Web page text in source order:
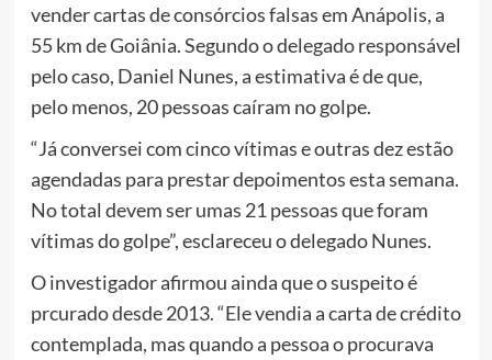
vender cartas de consórcios falsas em Anápolis, a
55 km de Goiânia. Segundo o delegado responsável
pelo caso, Daniel Nunes, a estimativa é de que,
pelo menos, 20 pessoas caíram no golpe.
“Já conversei com cinco vítimas e outras dez estão
agendadas para prestar depoimentos esta semana.
No total devem ser umas 21 pessoas que foram
vítimas do golpe”, esclareceu o delegado Nunes.
O investigador afirmou ainda que o suspeito é
prcurado desde 2013. “Ele vendia a carta de crédito
contemplada, mas quando a pessoa o procurava